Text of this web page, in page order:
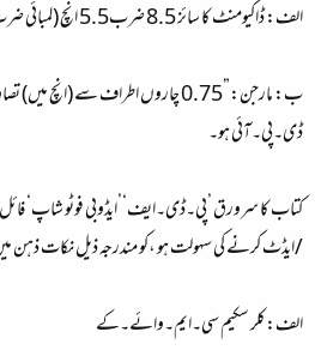
الف: ڈاکیومنٹ کا سائز 8.5 ضرب5.5 انچ (لمبائی ضرب چوڑائی میں) ہو۔
ڈی۔پی۔آئی ہو۔
کتاب کا سرورق ’پی۔ڈی۔ایف‘’ایڈوبی فوٹو شاپ‘
/ایڈٹ کرنے کی سہولت ہو ،کو مندرجہ ذیل نکات ذہن میں
الف:کلر سکیم سی۔ایم۔وائے۔کے